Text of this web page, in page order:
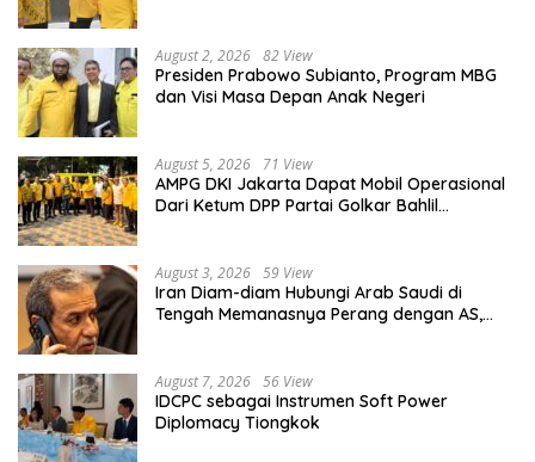
August 2, 2026 82 View
Presiden Prabowo Subianto, Program MBG
dan Visi Masa Depan Anak Negeri
August 5, 2026 71 View
AMPG DKI Jakarta Dapat Mobil Operasional
Dari Ketum DPP Partai Golkar Bahlil
August 3, 2026 59 View
Iran Diam-diam Hubungi Arab Saudi di
Tengah Memanasnya Perang dengan AS,
August 7, 2026 56 View
IDCPC sebagai Instrumen Soft Power
Diplomacy Tiongkok